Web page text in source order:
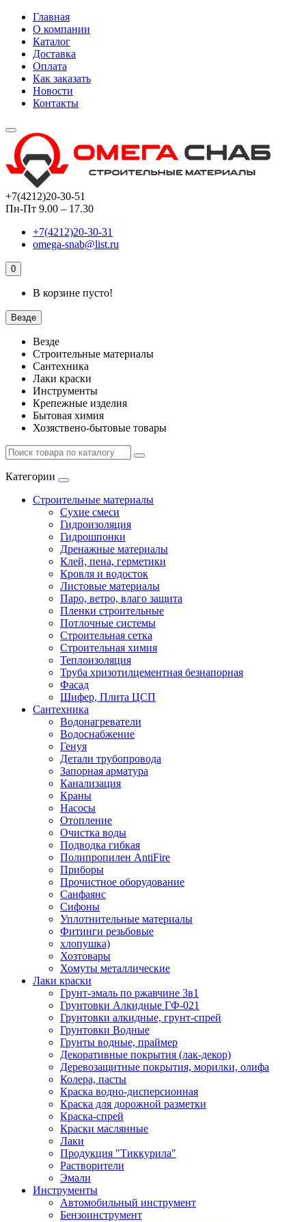
Главная
О компании
Каталог
Доставка
Оплата
Как заказать
Новости
Контакты
+7(4212)20-30-51
Пн-Пт 9.00 – 17.30
+7(4212)20-30-31
omega-snab@list.ru
0
В корзине пусто!
Везде
Везде
Строительные материалы
Сантехника
Лаки краски
Инструменты
Крепежные изделия
Бытовая химия
Хозяствено-бытовые товары
Категории
Строительные материалы
Сухие смеси
Гидроизоляция
Гидрошпонки
Дренажные материалы
Клей, пена, герметики
Кровля и водосток
Листовые материалы
Паро, ветро, влаго защита
Пленки строительные
Потлочные системы
Строительная сетка
Строительная химия
Теплоизоляция
Труба хризотилцементная безнапорная
Фасад
Шифер, Плита ЦСП
Сантехника
Водонагреватели
Водоснабжение
Генуя
Детали трубопровода
Запорная арматура
Канализация
Краны
Насосы
Отопление
Очистка воды
Подводка гибкая
Полипропилен AntiFire
Приборы
Прочистное оборудование
Санфаянс
Сифоны
Уплотнительные материалы
Фитинги резьбовые
хлопушка)
Хозтовары
Хомуты металлические
Лаки краски
Грунт-эмаль по ржавчине 3в1
Грунтовки Алкидные ГФ-021
Грунтовки алкидные, грунт-спрей
Грунтовки Водные
Грунты водные, праймер
Декоративные покрытия (лак-декор)
Деревозащитные покрытия, морилки, олифа
Колера, пасты
Краска водно-дисперсионная
Краска для дорожной разметки
Краска-спрей
Краски маслянные
Лаки
Продукция "Тиккурила"
Растворители
Эмали
Инструменты
Автомобильный инструмент
Бензоинструмент